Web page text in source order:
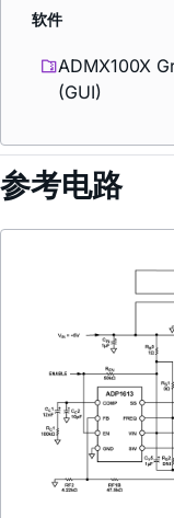
软件
ADMX100X
(GUI)
参考电路